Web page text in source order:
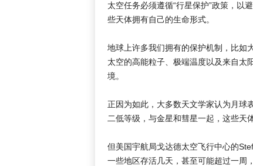
太空任务必须遵循“行星保护”政策，
些天体拥有自己的生命形式。
地球上许多我们拥有的保护机制，比如
太空的高能粒子、极端温度以及来自太
境。
正因为如此，大多数天文学家认为月球
二低等级，与金星和彗星一起，这些天
但美国宇航局戈达德太空飞行中心的
一些地区存活几天，甚至可能超过一周